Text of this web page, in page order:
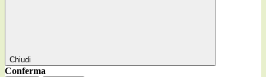
Chiudi
Conferma